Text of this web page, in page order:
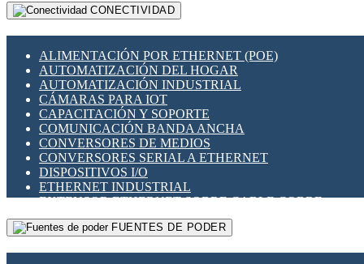
SENSORES CAPACITIVOS
SENSORES INDUCTIVOS
TEMPORIZADORES
VARIACS
VARIADORES DE FRECUENCIA [VDF]
SECCIONADORES - INTERRUPTORES
MAQUINARIA
DIP SWITCHES
HERRAMIENTAS VARIAS
ILUMINACIÓN LED
INTERRUPTORES REED
INTERFACES DE RELÉ
OTROS RELÉS
PROTECCIÓN TÉRMICA
RELÉS AUTOMOTRICES
RELÉS DE SEÑAL
RELÉS DE ESTADO SÓLIDO SSR
RELÉS INDUSTRIALES
RELÉS MINIATURA DE POTENCIA
SENSORES MAGNÉTICOS
CONECTIVIDAD
ALIMENTACIÓN POR ETHERNET (POE)
AUTOMATIZACIÓN DEL HOGAR
AUTOMATIZACIÓN INDUSTRIAL
CÁMARAS PARA IOT
CAPACITACIÓN Y SOPORTE
COMUNICACIÓN BANDA ANCHA
CONVERSORES DE MEDIOS
CONVERSORES SERIAL A ETHERNET
DISPOSITIVOS I/O
ETHERNET INDUSTRIAL
EXTENSOR ETHERNET SOBRE CABLE COBRE
GATEWAY LORAWAN
GESTIÓN DE REDESFUENTES DE PODER